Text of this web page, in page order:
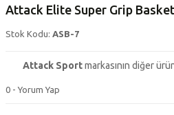
Attack Elite Super Grip
Stok Kodu: ASB-7
Attack Sportmarkasının diğer
0 - Yorum Yap